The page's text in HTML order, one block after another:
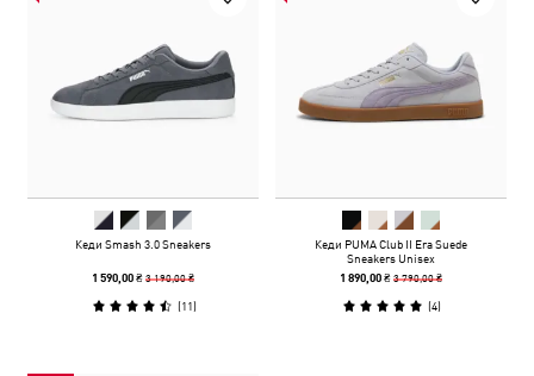
Кеди Smash 3.0 Sneakers
1 590,00 ₴3 190,00 ₴
(11)
Кеди PUMA Club II Era Suede
Sneakers Unisex
1 890,00 ₴3 790,00 ₴
(4)